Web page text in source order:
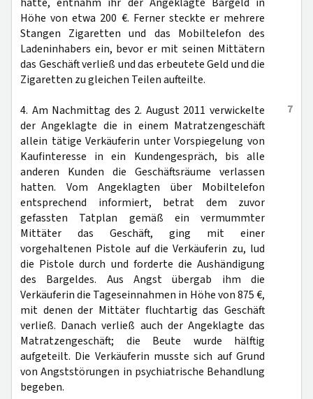
Höhe von etwa 200 €. Ferner steckte er mehrere
Stangen Zigaretten und das Mobiltelefon des
Ladeninhabers ein, bevor er mit seinen Mittätern
das Geschäft verließ und das erbeutete Geld und die
Zigaretten zu gleichen Teilen aufteilte.
7
4. Am Nachmittag des 2. August 2011 verwickelte
der Angeklagte die in einem Matratzengeschäft
allein tätige Verkäuferin unter Vorspiegelung von
Kaufinteresse in ein Kundengespräch, bis alle
anderen Kunden die Geschäftsräume verlassen
hatten. Vom Angeklagten über Mobiltelefon
entsprechend informiert, betrat dem zuvor
gefassten Tatplan gemäß ein vermummter
Mittäter das Geschäft, ging mit einer
vorgehaltenen Pistole auf die Verkäuferin zu, lud
die Pistole durch und forderte die Aushändigung
des Bargeldes. Aus Angst übergab ihm die
Verkäuferin die Tageseinnahmen in Höhe von 875 €,
mit denen der Mittäter fluchtartig das Geschäft
verließ. Danach verließ auch der Angeklagte das
Matratzengeschäft; die Beute wurde hälftig
aufgeteilt. Die Verkäuferin musste sich auf Grund
von Angststörungen in psychiatrische Behandlung
begeben.